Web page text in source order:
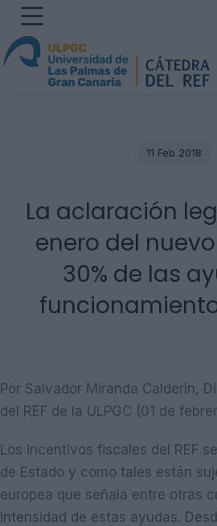
11 Feb 2018
La aclaración
enero del
30% de las
funcionamiento
Por Salvador Miranda Calderín,
del REF de la ULPGC (01 de
Los incentivos fiscales del REF
de Estado y como tales están
europea que señala entre otras
intensidad de estas ayudas.